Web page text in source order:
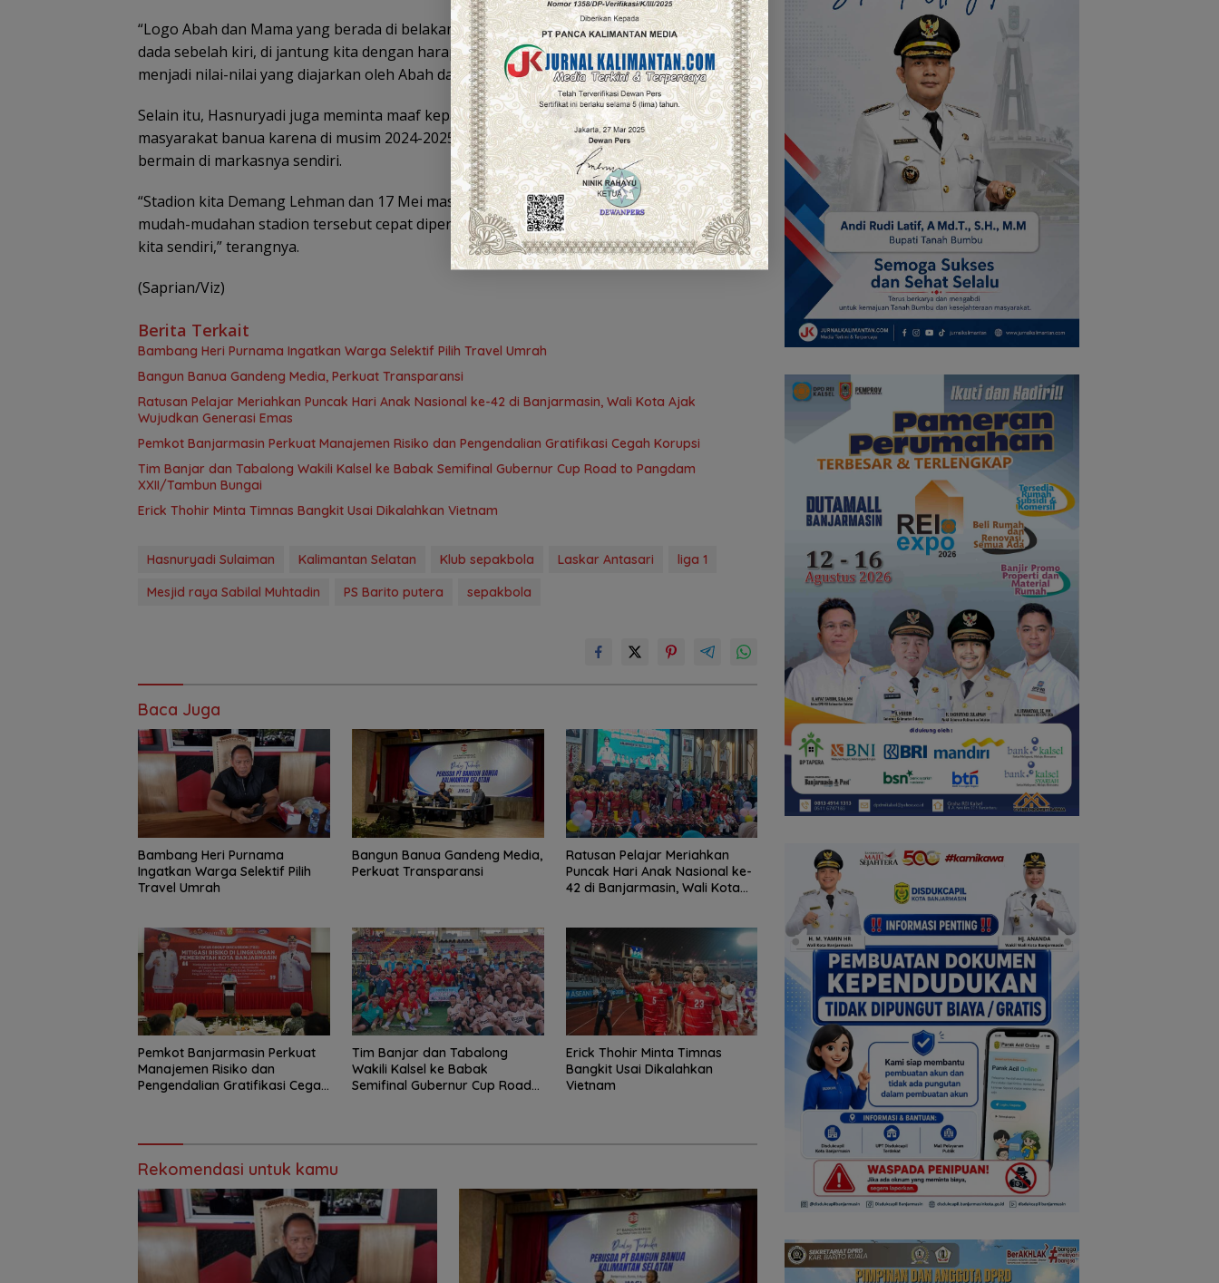
“Logo Abah dan Mama yang berada di belakang itu saya minta untuk dipindah ke bagian
dada sebelah kiri, di jantung kita dengan harapan para pemain selalu mengingat apa yang
menjadi nilai-nilai yang diajarkan oleh Abah dan Mama,” tutur Hasnuryadi Sulaiman.
Selain itu, Hasnuryadi juga meminta maaf kepada seluruh suporter Barito Putera dan
masyarakat banua karena di musim 2024-2025, skuad Laskar Antasari masih belum bisa
bermain di markasnya sendiri.
“Stadion kita Demang Lehman dan 17 Mei masih dalam proses renovasi. Mohon doanya
mudah-mudahan stadion tersebut cepat diperbaiki, sehingga kita bisa bermain di kandang
kita sendiri,” terangnya.
(Saprian/Viz)
Berita Terkait
Bambang Heri Purnama Ingatkan Warga Selektif Pilih Travel Umrah
Bangun Banua Gandeng Media, Perkuat Transparansi
Ratusan Pelajar Meriahkan Puncak Hari Anak Nasional ke-42 di Banjarmasin, Wali Kota Ajak
Wujudkan Generasi Emas
Pemkot Banjarmasin Perkuat Manajemen Risiko dan Pengendalian Gratifikasi Cegah Korupsi
Tim Banjar dan Tabalong Wakili Kalsel ke Babak Semifinal Gubernur Cup Road to Pangdam
XXII/Tambun Bungai
Erick Thohir Minta Timnas Bangkit Usai Dikalahkan Vietnam
Hasnuryadi Sulaiman Kalimantan Selatan Klub sepakbola Laskar Antasari
liga 1
Mesjid raya Sabilal Muhtadin
PS Barito putera sepakbola
Baca Juga
Bambang Heri Purnama
Ingatkan Warga Selektif Pilih
Travel Umrah
Bangun Banua Gandeng Media,
Perkuat Transparansi
Ratusan Pelajar Meriahkan
Puncak Hari Anak Nasional ke-
42 di Banjarmasin, Wali Kota
Pemkot Banjarmasin Perkuat
Manajemen Risiko dan
Pengendalian Gratifikasi Cegah
Tim Banjar dan Tabalong
Wakili Kalsel ke Babak
Semifinal Gubernur Cup Road
Erick Thohir Minta Timnas
Bangkit Usai Dikalahkan
Vietnam
Rekomendasi untuk kamu